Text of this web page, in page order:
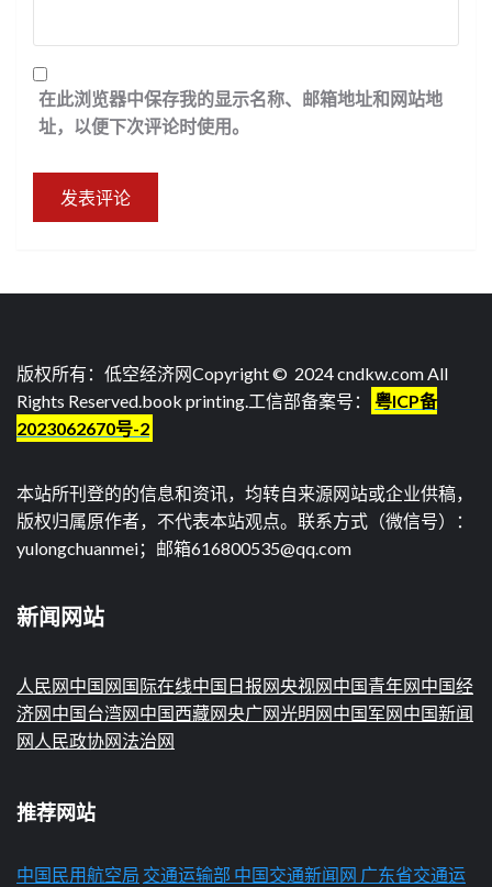
在此浏览器中保存我的显示名称、邮箱地址和网站地
址，以便下次评论时使用。
版权所有：低空经济网Copyright © 2024 cndkw.com All
Rights Reserved.book printing.工信部备案号：
粤ICP备
2023062670号-2
本站所刊登的的信息和资讯，均转自来源网站或企业供稿，
版权归属原作者，不代表本站观点。联系方式（微信号）：
yulongchuanmei；邮箱616800535@qq.com
新闻网站
人民网中国网 国际在线中国日报网央视网中国青年网中国经
济网中国台湾网中国西藏网央广网光明网中国军网中国新闻
网 人民政协网法治网
推荐网站
中国民用航空局 交通运输部 中国交通新闻网 广东省交通运